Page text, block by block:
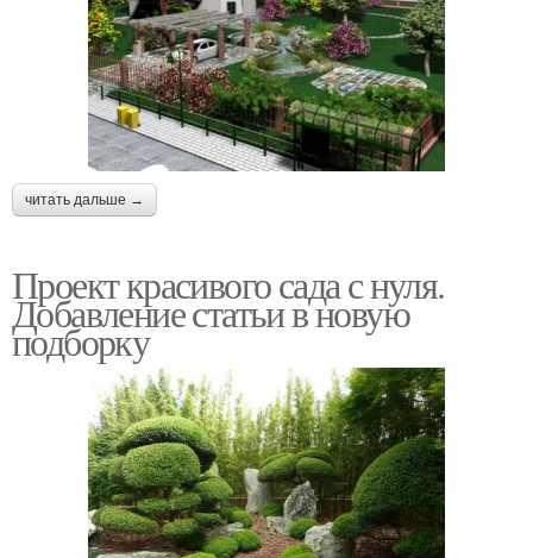
читать дальше →
Проект красивого сада с нуля.
Добавление статьи в новую
подборку